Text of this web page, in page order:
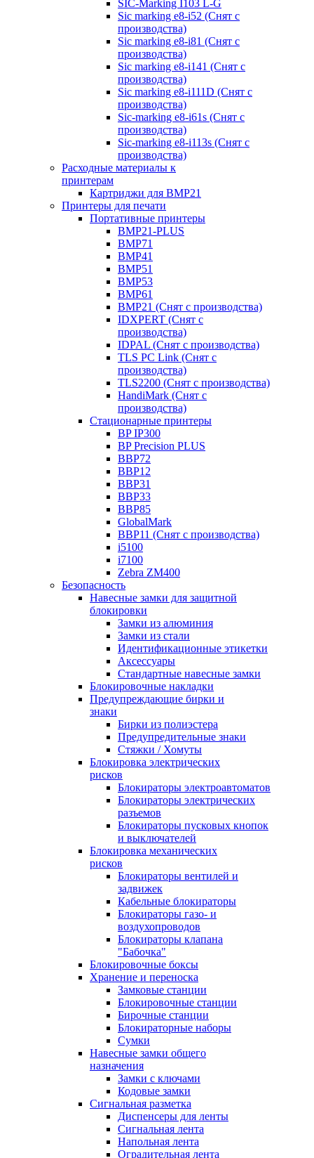
SIC-Marking I103 L-G
Sic marking e8-i52 (Снят с
производства)
Sic marking e8-i81 (Снят с
производства)
Sic marking e8-i141 (Снят с
производства)
Sic marking e8-i111D (Снят с
производства)
Sic-marking e8-i61s (Снят с
производства)
Sic-marking e8-i113s (Снят с
производства)
Расходные материалы к
принтерам
Картриджи для BMP21
Принтеры для печати
Портативные принтеры
BMP21-PLUS
BMP71
BMP41
BMP51
BMP53
BMP61
BMP21 (Снят с производства)
IDXPERT (Снят с
производства)
IDPAL (Снят с производства)
TLS PC Link (Снят с
производства)
TLS2200 (Снят с производства)
HandiMark (Снят с
производства)
Стационарные принтеры
BP IP300
BP Precision PLUS
BBP72
BBP12
BBP31
BBP33
BBP85
GlobalMark
BBP11 (Снят с производства)
i5100
i7100
Zebra ZM400
Безопасность
Навесные замки для защитной
блокировки
Замки из алюминия
Замки из стали
Идентификационные этикетки
Аксессуары
Стандартные навесные замки
Блокировочные накладки
Предупреждающие бирки и
знаки
Бирки из полиэстера
Предупредительные знаки
Стяжки / Хомуты
Блокировка электрических
рисков
Блокираторы электроавтоматов
Блокираторы электрических
разъемов
Блокираторы пусковых кнопок
и выключателей
Блокировка механических
рисков
Блокираторы вентилей и
задвижек
Кабельные блокираторы
Блокираторы газо- и
воздухопроводов
Блокираторы клапана
"Бабочка"
Блокировочные боксы
Хранение и переноска
Замковые станции
Блокировочные станции
Бирочные станции
Блокираторные наборы
Сумки
Навесные замки общего
назначения
Замки с ключами
Кодовые замки
Сигнальная разметка
Диспенсеры для ленты
Сигнальная лента
Напольная лента
Оградительная лента